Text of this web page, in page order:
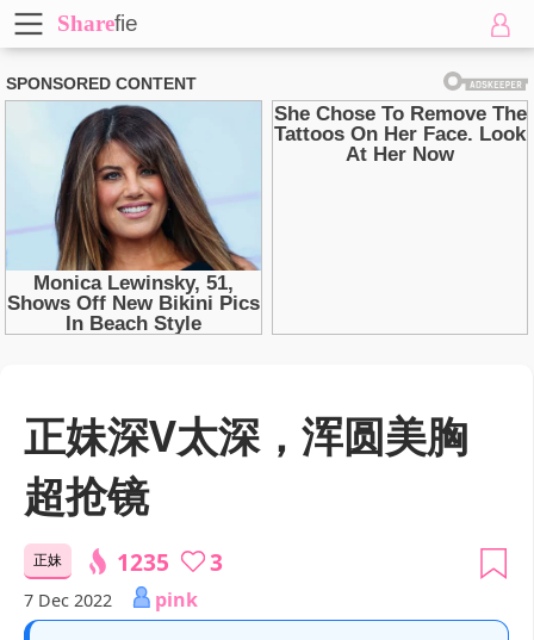
Sharefie
正妹深V太深，浑圆美胸
超抢镜
正妹 1235 3
7 Dec 2022 pink